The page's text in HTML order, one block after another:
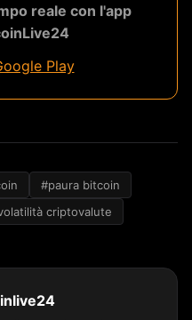
reale con l'app
Play
#paura bitcoin
criptovalute